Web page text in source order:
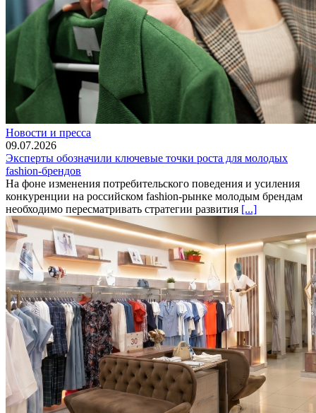
Новости и пресса
09.07.2026
Эксперты обозначили ключевые точки роста для молодых
fashion-брендов
На фоне изменения потребительского поведения и усиления
конкуренции на российском fashion-рынке молодым брендам
необходимо пересматривать стратегии развития [...]